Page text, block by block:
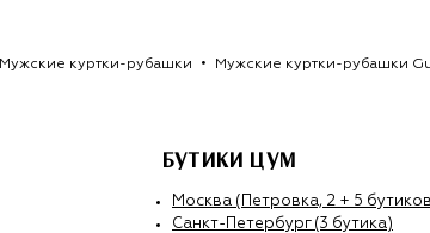
Мужские куртки-рубашки Мужские куртки-рубашки
БУТИКИ ЦУМ
Москва (Петровка, 2 + 5
Санкт-Петербург (3 бутика)